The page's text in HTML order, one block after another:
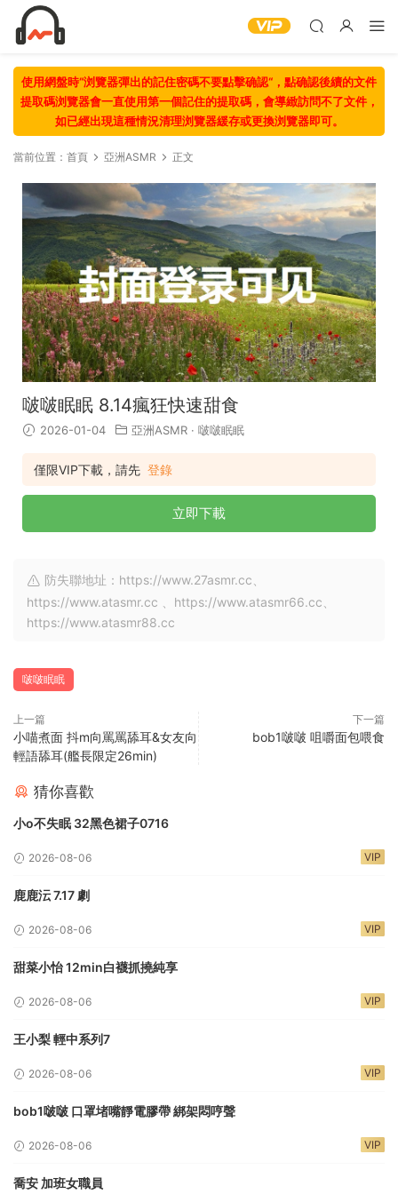
使用網盤時“浏覽器彈出的記住密碼不要點擊确認“，點确認後續的文件
提取碼浏覽器會一直使用第一個記住的提取碼，會導緻訪問不了文件，
如已經出現這種情況清理浏覽器緩存或更換浏覽器即可。
當前位置： 首頁 亞洲ASMR 正文
啵啵眠眠 8.14瘋狂快速甜食
2026-01-04 亞洲ASMR · 啵啵眠眠
僅限VIP下載，請先 登錄
立即下載
防失聯地址：https://www.27asmr.cc、
https://www.atasmr.cc 、https://www.atasmr66.cc、
https://www.atasmr88.cc
啵啵眠眠
上一篇
小喵煮面 抖m向罵罵舔耳&女友向
輕語舔耳(艦長限定26min)
下一篇
bob1啵啵 咀嚼面包喂食
猜你喜歡
小o不失眠 32黑色裙子0716
2026-08-06 VIP
鹿鹿沄 7.17 劇
2026-08-06 VIP
甜菜小怡 12min白襪抓撓純享
2026-08-06 VIP
王小梨 輕中系列7
2026-08-06 VIP
bob1啵啵 口罩堵嘴靜電膠帶 綁架悶哼聲
2026-08-06 VIP
喬安 加班女職員